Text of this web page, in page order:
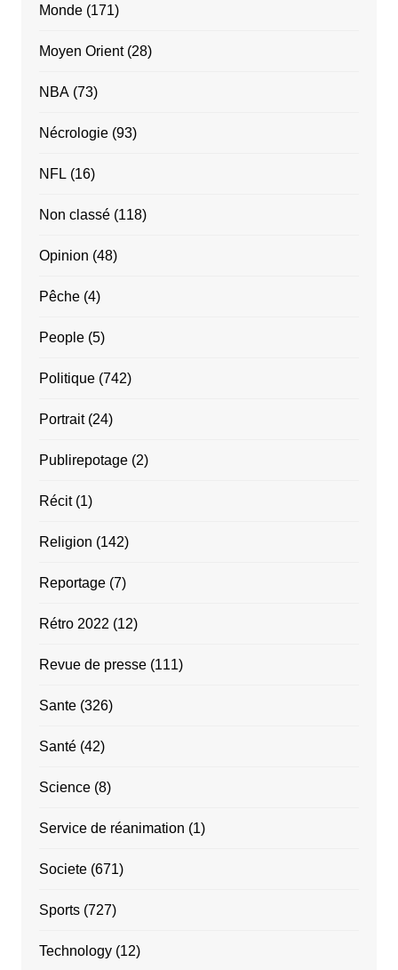
Monde(171)
Moyen Orient(28)
NBA(73)
Nécrologie(93)
NFL (16)
Non classé(118)
Opinion (48)
Pêche(4)
People(5)
Politique(742)
Portrait(24)
Publirepotage(2)
Récit(1)
Religion (142)
Reportage(7)
Rétro 2022 (12)
Revue de presse(111)
Sante(326)
Santé(42)
Science(8)
Service de réanimation (1)
Societe(671)
Sports(727)
Technology(12)